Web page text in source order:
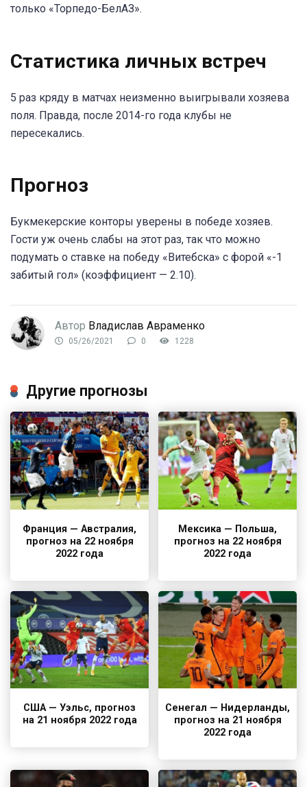
только «Торпедо-БелАЗ».
Статистика личных встреч
5 раз кряду в матчах неизменно выигрывали хозяева
поля. Правда, после 2014-го года клубы не
пересекались.
Прогноз
Букмекерские конторы уверены в победе хозяев.
Гости уж очень слабы на этот раз, так что можно
подумать о ставке на победу «Витебска» с форой «-1
забитый гол» (коэффициент — 2.10).
Автор Владислав Авраменко
05/26/2021 0 1228
Другие прогнозы
Франция — Австралия,
прогноз на 22 ноября
2022 года
Мексика — Польша,
прогноз на 22 ноября
2022 года
США — Уэльс, прогноз
на 21 ноября 2022 года
Сенегал — Нидерланды,
прогноз на 21 ноября
2022 года